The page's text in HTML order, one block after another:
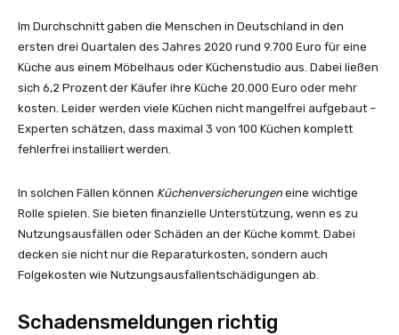
Im Durchschnitt gaben die Menschen in Deutschland in den
ersten drei Quartalen des Jahres 2020 rund 9.700 Euro für eine
Küche aus einem Möbelhaus oder Küchenstudio aus. Dabei ließen
sich 6,2 Prozent der Käufer ihre Küche 20.000 Euro oder mehr
kosten. Leider werden viele Küchen nicht mangelfrei aufgebaut –
Experten schätzen, dass maximal 3 von 100 Küchen komplett
fehlerfrei installiert werden.
In solchen Fällen können Küchenversicherungen eine wichtige
Rolle spielen. Sie bieten finanzielle Unterstützung, wenn es zu
Nutzungsausfällen oder Schäden an der Küche kommt. Dabei
decken sie nicht nur die Reparaturkosten, sondern auch
Folgekosten wie Nutzungsausfallentschädigungen ab.
Schadensmeldungen richtig